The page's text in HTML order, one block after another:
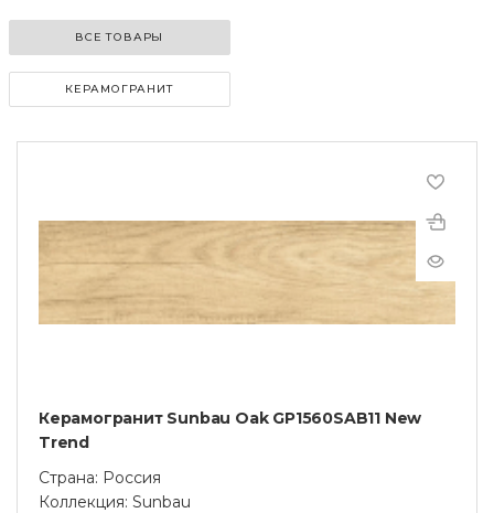
ВСЕ ТОВАРЫ
КЕРАМОГРАНИТ
Керамогранит Sunbau Oak GP1560SAB11 New
Trend
Страна: Россия
Коллекция: Sunbau